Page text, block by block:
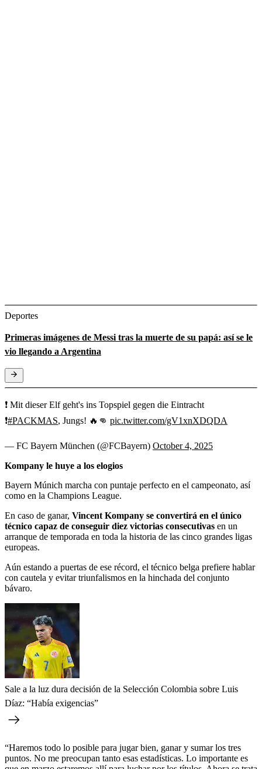
Deportes
Primeras imágenes de Messi tras la muerte de su papá: así se le
vio llegando a Argentina
❗️ Mit dieser Elf geht's ins Topspiel gegen die Eintracht
❗️#PACKMAS, Jungs! 🔥👊 pic.twitter.com/gV1xnXDQDA
— FC Bayern München (@FCBayern) October 4, 2025
Kompany le huye a los elogios
Bayern Múnich marcha con puntaje perfecto en el campeonato, así
como en la Champions League.
En caso de ganar, Vincent Kompany se convertirá en el único
técnico capaz de conseguir diez victorias consecutivas en un
arranque de temporada en toda la historia de las cinco grandes ligas
europeas.
Aún estando a puertas de ese récord, el técnico belga prefiere hablar
con cautela y evitar triunfalismos en la hinchada del conjunto
bávaro.
Sale a la luz dura decisión de la Selección Colombia sobre Luis
Díaz: “Había exigencias”
“Haremos todo lo posible para jugar bien, ganar y sumar los tres
puntos. No me preocupan tanto esas estadísticas. Lo importante es